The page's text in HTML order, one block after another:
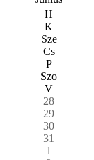
H
K
Sze
Cs
P
Szo
V
28
29
30
31
1